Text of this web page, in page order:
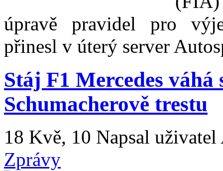
úpravě pravidel pro
přinesl v úterý server
Stáj F1 Mercedes
Schumacherově trestu
18 Kvě, 10 Napsal
Zprávy